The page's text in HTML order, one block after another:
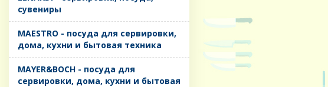
сувениры
MAESTRO - посуда для сервировки,
дома, кухни и бытовая техника
MAYER&BOCH - посуда для
сервировки, дома, кухни и бытовая